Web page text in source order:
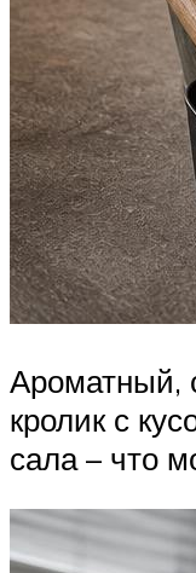
Ароматный,
кролик с
сала – что